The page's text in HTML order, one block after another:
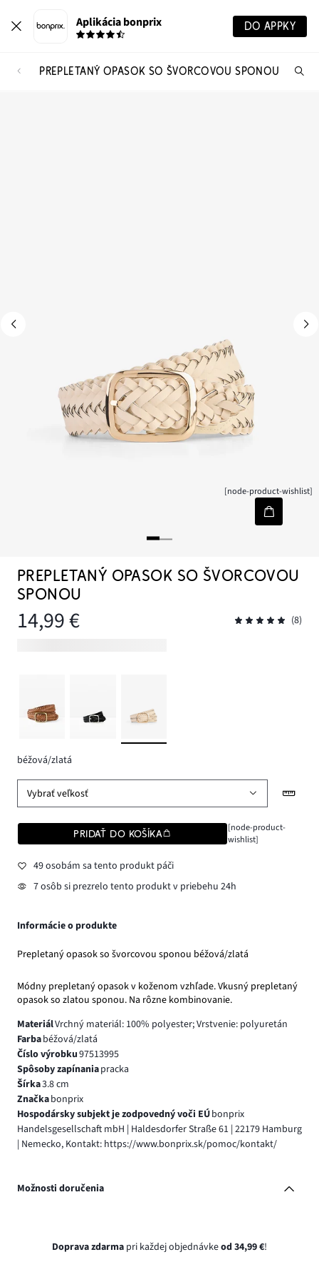
Aplikácia bonprix DO APPKY
PREPLETANÝ OPASOK SO ŠVORCOVOU SPONOU
[node-product-wishlist]
PREPLETANÝ OPASOK SO ŠVORCOVOU
SPONOU
14,99 € (8)
béžová/zlatá
Vybrať veľkosť
PRIDAŤ DO KOŠÍKA
[node-product-
wishlist]
49 osobám sa tento produkt páči
7 osôb si prezrelo tento produkt v priebehu 24h
Informácie o produkte
Prepletaný opasok so švorcovou sponou béžová/zlatá
Módny prepletaný opasok v koženom vzhľade. Vkusný prepletaný
opasok so zlatou sponou. Na rôzne kombinovanie.
MateriálVrchný materiál: 100% polyester; Vrstvenie: polyuretán
Farbabéžová/zlatá
Číslo výrobku97513995
Spôsoby zapínaniapracka
Šírka3.8 cm
Značkabonprix
Hospodársky subjekt je zodpovedný voči EÚbonprix
Handelsgesellschaft mbH | Haldesdorfer Straße 61 | 22179 Hamburg
| Nemecko, Kontakt: https://www.bonprix.sk/pomoc/kontakt/
Možnosti doručenia
Doprava zdarma pri každej objednávkeod 34,99 €!